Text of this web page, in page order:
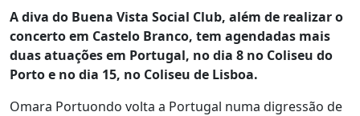
A diva do Buena Vista Social Club, além de realizar o
concerto em Castelo Branco, tem agendadas mais
duas atuações em Portugal, no dia 8 no Coliseu do
Porto e no dia 15, no Coliseu de Lisboa.
Omara Portuondo volta a Portugal numa digressão de